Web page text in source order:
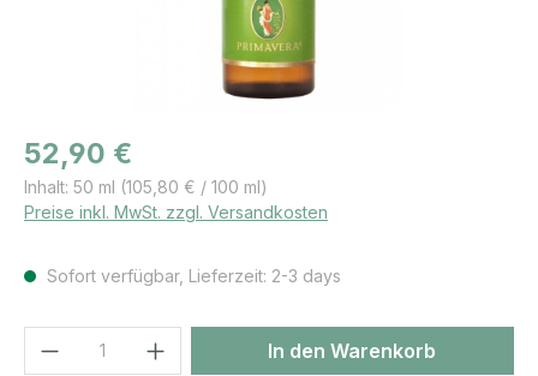
Regulärer Preis:
52,90 €
Inhalt: 50 ml (105,80 € / 100 ml)
Preise inkl. MwSt. zzgl. Versandkosten
Sofort verfügbar, Lieferzeit: 2-3 days
Produkt Anzahl: Gib denIn den Warenkorb